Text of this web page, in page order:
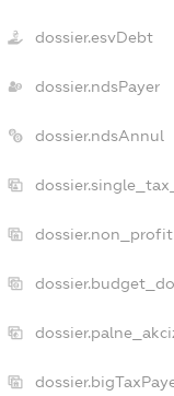
dossier.esvDebt
dossier.ndsPayer
dossier.ndsAnnul
dossier.non_profit